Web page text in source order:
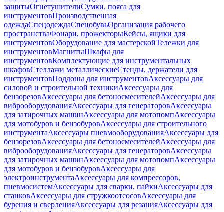
защитыОгнетушителиСумки, пояса для
инструментовПроизводственная
одеждаСпецодеждаСпецобувьОрганизация рабочего
пространстваФонари, прожекторыКейсы, ящики для
инструментовОборудование для мастерскойТележки для
инструментовМагнитыШкафы для
инструментовКомплектующие для инструментальных
шкафовСтеллажи металлическиеСтенды, держатели для
инструментовПоддоны для инструментовАксессуары для
силовой и строительной техникиАксессуары для
бензорезовАксессуары для бетоносмесителейАксессуары для
виброоборудованияАксессуары для генераторовАксессуары
для затирочных машинАксессуары для мотопомпАксессуары
для мотобуров и бензобуровАксессуары для строительного
инструментаАксессуары пневмооборудованияАксессуары для
бензорезовАксессуары для бетоносмесителейАксессуары для
виброоборудованияАксессуары для генераторовАксессуары
для затирочных машинАксессуары для мотопомпАксессуары
для мотобуров и бензобуровАксессуары для
электроинструментаАксессуары для компрессоров,
пневмосистемАксессуары для сварки, пайкиАксессуары для
станковАксессуары для стружкоотсосовАксессуары для
бурения и сверленияАксессуары для резанияАксессуары для